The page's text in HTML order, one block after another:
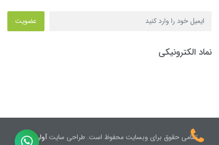
عضویت
نماد الکترونیکی
تمامی حقوق برای وبسایت محفوظ است. طراحی سایتآوان نیک